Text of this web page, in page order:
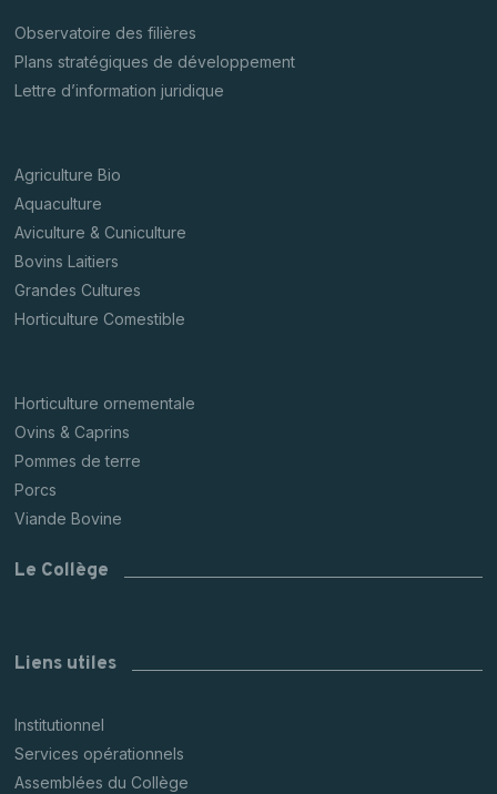
Observatoire des filières
Plans stratégiques de développement
Lettre d’information juridique
Agriculture Bio
Aquaculture
Aviculture & Cuniculture
Bovins Laitiers
Grandes Cultures
Horticulture Comestible
Horticulture ornementale
Ovins & Caprins
Pommes de terre
Porcs
Viande Bovine
Le Collège
Liens utiles
Institutionnel
Services opérationnels
Assemblées du Collège